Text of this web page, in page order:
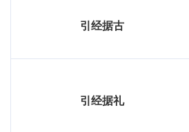
引经据古
引经据礼